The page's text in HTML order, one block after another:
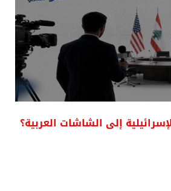
إلى الشاشات العربية؟